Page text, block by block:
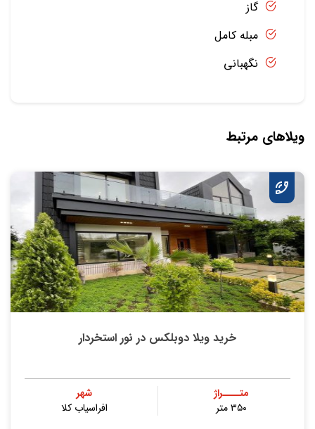
گاز
مبله کامل
نگهبانی
ویلاهای مرتبط
خرید ویلا دوبلکس در نور استخردار
متــــراژ
۳۵۰ متر
شهر
افراسیاب کلا